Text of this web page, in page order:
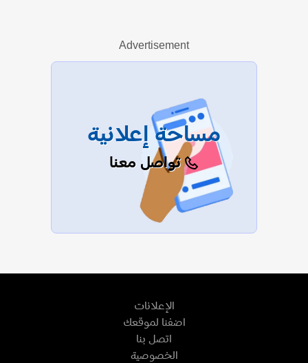
عرض الكل
Advertisement
مساحة إعلانية
تواصل معنا
الإعلانات
اضفنا لموقعك
اتصل بنا
الخصوصية